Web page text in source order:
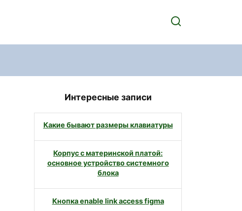
Интересные записи
Какие бывают размеры клавиатуры
Корпус с материнской платой:
основное устройство системного
блока
Кнопка enable link access figma